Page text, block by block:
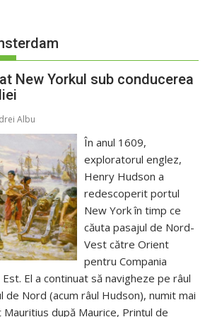
New Yorkul sub conducerea
Albu
În anul 1609,
exploratorul englez,
Henry Hudson a
redescoperit portul
New York în timp ce
căuta pasajul de Nord-
Vest către Orient
pentru Compania
El a continuat să navigheze pe râul
de Nord (acum râul Hudson), numit mai
după Maurice, Prințul de